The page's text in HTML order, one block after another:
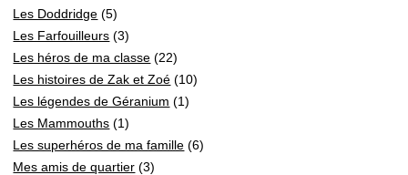
Les Doddridge (5)
Les Farfouilleurs (3)
Les héros de ma classe (22)
Les histoires de Zak et Zoé (10)
Les légendes de Géranium (1)
Les Mammouths (1)
Les superhéros de ma famille (6)
Mes amis de quartier (3)